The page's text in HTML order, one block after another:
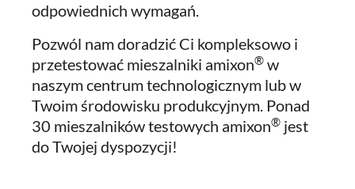
odpowiednich wymagań.
Pozwól nam doradzić Ci kompleksowo i
przetestować mieszalniki amixon® w
naszym centrum technologicznym lub w
Twoim środowisku produkcyjnym. Ponad
30 mieszalników testowych amixon® jest
do Twojej dyspozycji!